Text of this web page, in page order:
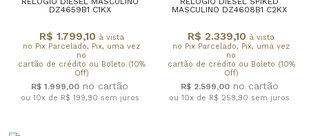
DZ4659B1 C1KX
R$ 1.799,10 à vista
no Pix Parcelado, Pix, uma vez
no
cartão de crédito ou Boleto (10%
Off)
R$ 1.999,00
ou 10x de R$ 199,90 sem juros
MASCULINO DZ4608B1 C2KX
R$ 2.339,10 à vista
no Pix Parcelado, Pix, uma vez
no
cartão de crédito ou Boleto (10%
Off)
R$ 2.599,00
ou 10x de R$ 259,90 sem juros